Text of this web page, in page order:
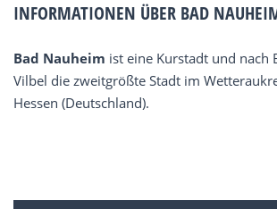
INFORMATIONEN ÜBER BAD
Bad Nauheim ist eine Kurstadt und nach
Vilbel die zweitgrößte Stadt im
Hessen (Deutschland).